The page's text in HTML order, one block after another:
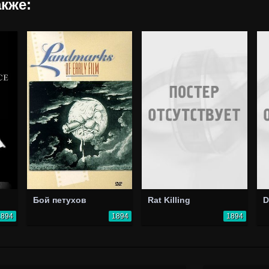
Бой петухов
1894
Rat Killing
1894